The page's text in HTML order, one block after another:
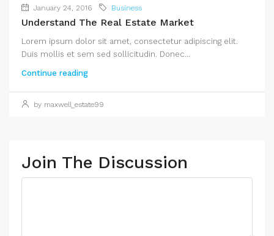
January 24, 2016 Business
Understand The Real Estate Market
Lorem ipsum dolor sit amet, consectetur adipiscing elit.
Duis mollis et sem sed sollicitudin. Donec...
Continue reading
by maxwell_estate99
Join The Discussion